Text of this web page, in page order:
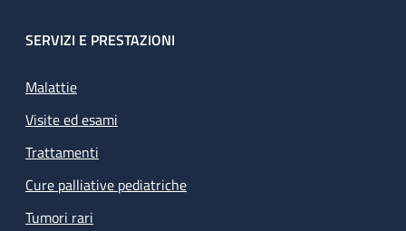
SERVIZI E PRESTAZIONI
Malattie
Visite ed esami
Trattamenti
Cure palliative pediatriche
Tumori rari